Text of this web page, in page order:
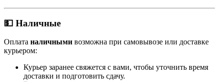
💵 Наличные
Оплата наличными возможна при самовывозе или доставке
курьером:
Курьер заранее свяжется с вами, чтобы уточнить время
доставки и подготовить сдачу.